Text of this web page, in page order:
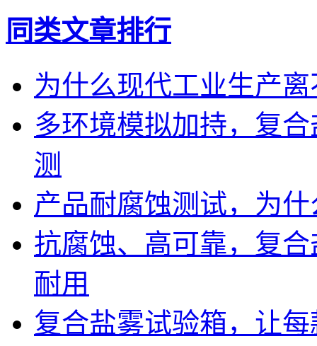
同类文章排行
为什么现代工业生产
多环境模拟加持，复
测
产品耐腐蚀测试，为
抗腐蚀、高可靠，复
耐用
复合盐雾试验箱，让